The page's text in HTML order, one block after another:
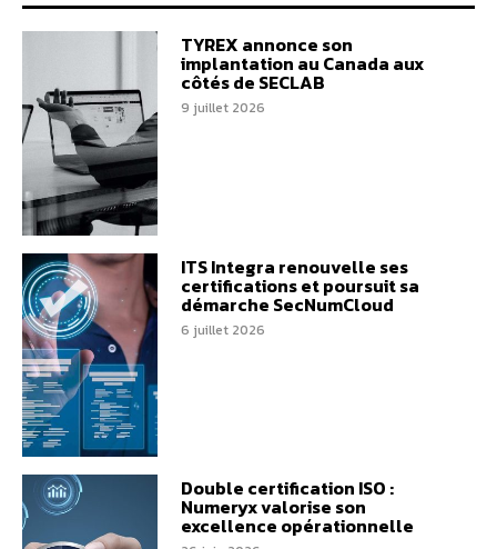
TYREX annonce son
implantation au Canada aux
côtés de SECLAB
9 juillet 2026
ITS Integra renouvelle ses
certifications et poursuit sa
démarche SecNumCloud
6 juillet 2026
Double certification ISO :
Numeryx valorise son
excellence opérationnelle